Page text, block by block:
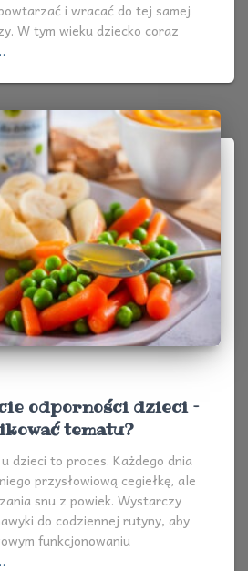
i wracać do tej samej
W tym wieku dziecko coraz
odporności dzieci –
tematu?
dzieci to proces. Każdego dnia
przysłowiową cegiełkę, ale
snu z powiek. Wystarczy
do codziennej rutyny, aby
funkcjonowaniu